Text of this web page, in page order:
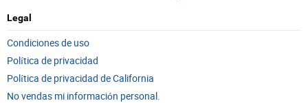
Legal
Condiciones de uso
Política de privacidad
Política de privacidad de California
No vendas mi información personal.